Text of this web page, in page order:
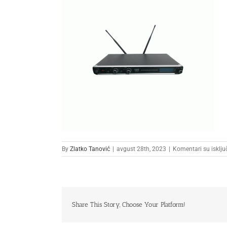
By Zlatko Tanović | avgust 28th, 2023 | Komentari su
Share This Story, Choose Your Platform!